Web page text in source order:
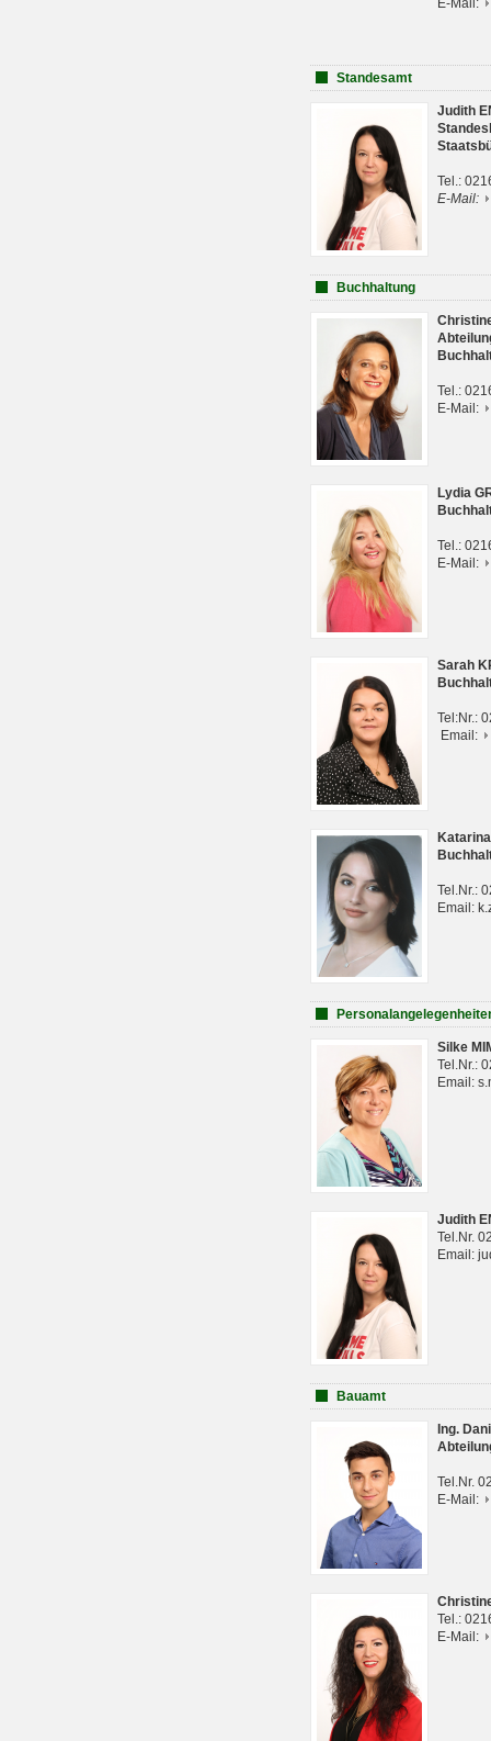
E-Mail:
Standesamt
Judith
Tel.:
E-Mail:
Buchhaltung
Tel.:
E-Mail:
Lydia
Tel.:
E-Mail:
Sarah
Tel:Nr.:
Email:
Tel.Nr.:
Email:
Silke
Tel.Nr.:
Email:
Judith
Tel.Nr.
Email:
Bauamt
Ing.
Tel.Nr.
E-Mail:
Tel.:
E-Mail: